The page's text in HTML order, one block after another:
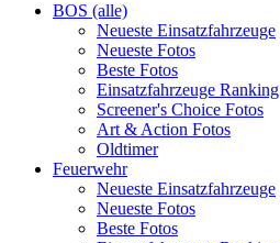
BOS (alle)
Neueste Einsatzfahrzeuge
Neueste Fotos
Beste Fotos
Einsatzfahrzeuge Ranking
Screener's Choice Fotos
Art & Action Fotos
Oldtimer
Feuerwehr
Neueste Einsatzfahrzeuge
Neueste Fotos
Beste Fotos